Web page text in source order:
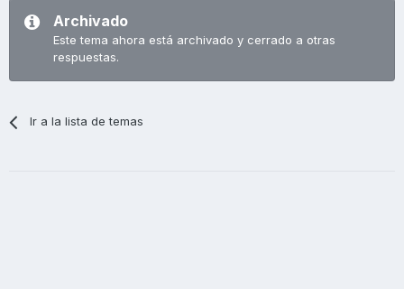
Archivado
Este tema ahora está archivado y cerrado a otras
respuestas.
Ir a la lista de temas